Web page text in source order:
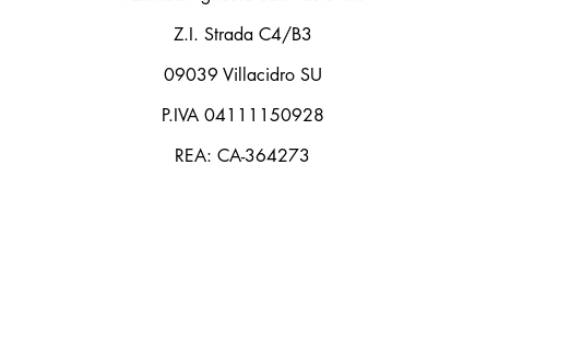
Z.I. Strada C4/B3
09039 Villacidro SU
P.IVA 04111150928
REA: CA-364273